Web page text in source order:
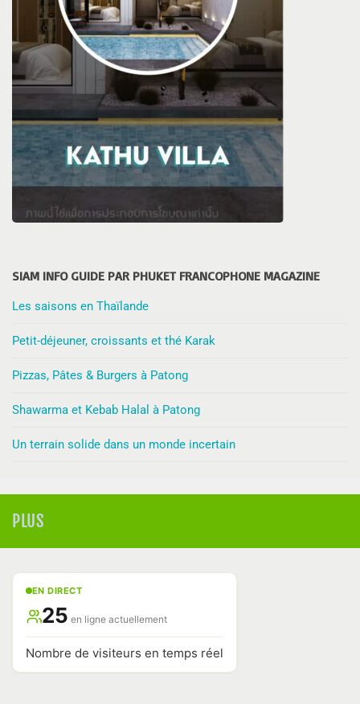
SIAM INFO GUIDE PAR PHUKET FRANCOPHONE MAGAZINE
Les saisons en Thaïlande
Petit-déjeuner, croissants et thé Karak
Pizzas, Pâtes & Burgers à Patong
Shawarma et Kebab Halal à Patong
Un terrain solide dans un monde incertain
PLUS
EN DIRECT
25 en ligne actuellement
Nombre de visiteurs en temps réel